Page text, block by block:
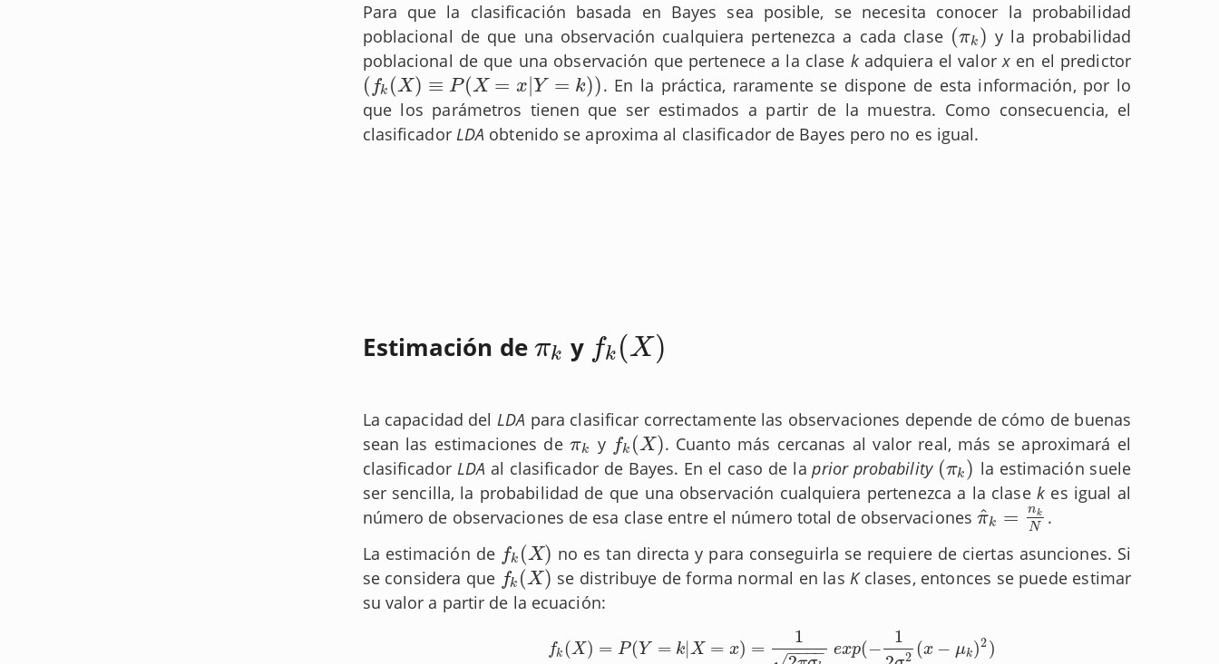
Para que la clasificación basada en Bayes sea posible, se necesita conocer la probabilidad
poblacional de que una observación cualquiera pertenezca a cada clase (πk )
(πk)
y la probabilidad
poblacional de que una observación que pertenece a la clase kadquiera el valorx en el predictor
( fk (X) ≡ P(X = x Y = k))
(f k(X)≡P( X=x|Y=k))
. En la práctica, raramente se dispone de esta información, por lo
que los parámetros tienen que ser estimados a partir de la muestra. Como consecuencia, el
clasificador LDA obtenido se aproxima al clasificador de Bayes pero no es igual.
Estimación de πk
πk y fk (X )
fk(X)
La capacidad del LDA para clasificar correctamente las observaciones depende de cómo de buenas
sean las estimaciones deπk
πk y fk (X)
fk(X)
. Cuanto más cercanas al valor real, más se aproximará el
clasificador LDA al clasificador de Bayes. En el caso de laprior probability (πk )
(πk)
la estimación suele
ser sencilla, la probabilidad de que una observación cualquiera pertenezca a la clasek es igual al
número de observaciones de esa clase entre el número total de observacionesπ
^k = nk
N
π^ k=n kN .
La estimación de fk (X)
fk(X)
no es tan directa y para conseguirla se requiere de ciertas asunciones. Si
se considera que fk (X)
fk(X) se distribuye de forma normal en las Kclases, entonces se puede estimar
su valor a partir de la ecuación:
fk (X) = P(Y = k|X = x) =
1
− −
−− exp(−
1
2 (x − μk)2)
fk( X)=P(Y =k |X =x =1 2πσke xp(−12σk 2(x−μk)2)